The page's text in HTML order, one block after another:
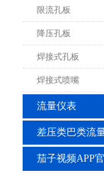
限流孔板
降压孔板
焊接式孔板
焊接式喷嘴
流量仪表
差压类巴类流
茄子视频APP